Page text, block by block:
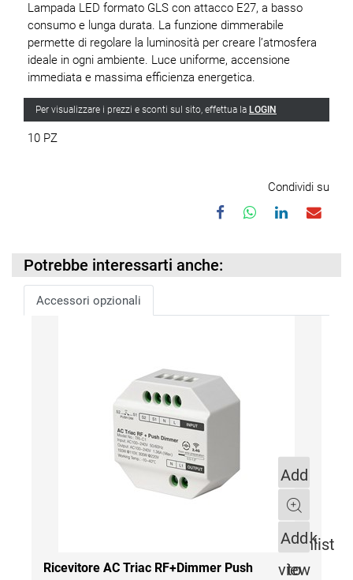
Lampada LED formato GLS con attacco E27, a basso
consumo e lunga durata. La funzione dimmerabile
permette di regolare la luminosità per creare l’atmosfera
ideale in ogni ambiente. Luce uniforme, accensione
immediata e massima efficienza energetica.
Per visualizzare i prezzi e sconti sul sito, effettua la LOGIN
10 PZ
Condividi su
Potrebbe interessarti anche:
Accessori opzionali
Add
to
Wishlist
Quick
view
Quantity
Add
to
Ricevitore AC Triac RF+Dimmer Push